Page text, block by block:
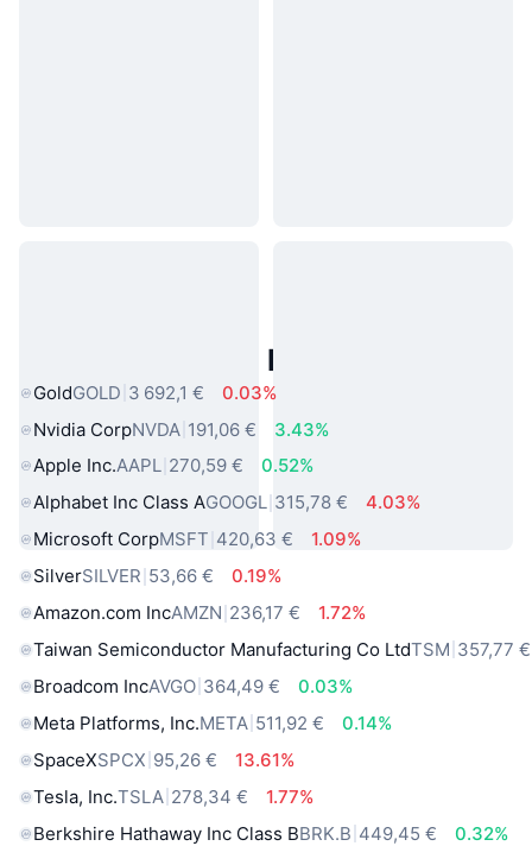
Actifs du Monde Réel Populaires
GoldGOLD 3 692,1 €
0.03%
Nvidia CorpNVDA 191,06 €
3.43%
Apple Inc.AAPL 270,59 €
0.52%
Alphabet Inc Class AGOOGL 315,78 €
4.03%
Microsoft CorpMSFT 420,63 €
1.09%
SilverSILVER 53,66 €
0.19%
Amazon.com IncAMZN 236,17 €
1.72%
Taiwan Semiconductor Manufacturing Co LtdTSM 357,77 €
Broadcom IncAVGO 364,49 €
0.03%
Meta Platforms, Inc.META 511,92 €
0.14%
SpaceXSPCX 95,26 €
13.61%
Tesla, Inc.TSLA 278,34 €
1.77%
Berkshire Hathaway Inc Class BBRK.B 449,45 €
0.32%